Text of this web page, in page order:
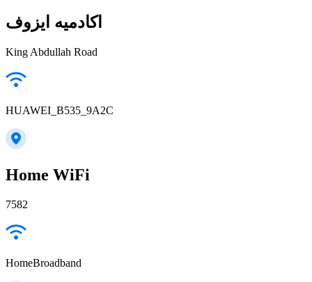
اكادميه ايزوف
King Abdullah Road
HUAWEI_B535_9A2C
Home WiFi
7582
HomeBroadband